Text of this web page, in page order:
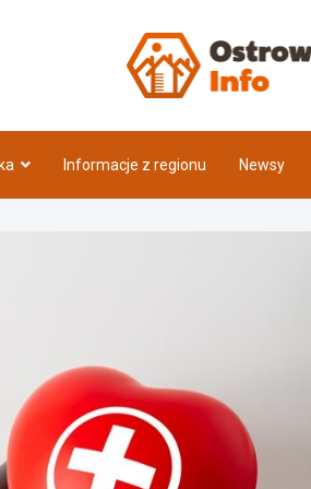
Informacje z regionu Newsy